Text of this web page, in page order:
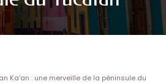
Ka’an : une merveille de la péninsule du